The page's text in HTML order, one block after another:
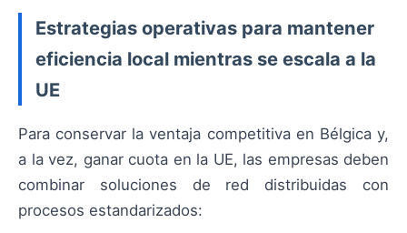
Estrategias operativas para mantener
eficiencia local mientras se escala a la
UE
Para conservar la ventaja competitiva en Bélgica y,
a la vez, ganar cuota en la UE, las empresas deben
combinar soluciones de red distribuidas con
procesos estandarizados: